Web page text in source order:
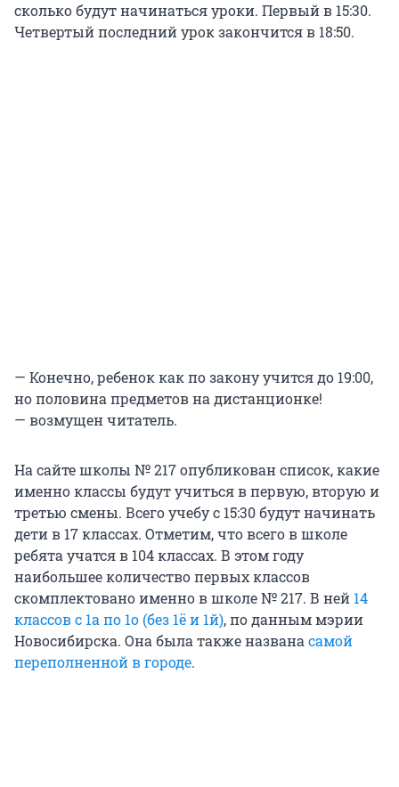
сколько будут начинаться уроки. Первый в 15:30.
Четвертый последний урок закончится в 18:50.
— Конечно, ребенок как по закону учится до 19:00,
но половина предметов на дистанционке!
— возмущен читатель.
На сайте школы № 217 опубликован список, какие
именно классы будут учиться в первую, вторую и
третью смены. Всего учебу с 15:30 будут начинать
дети в 17 классах. Отметим, что всего в школе
ребята учатся в 104 классах. В этом году
наибольшее количество первых классов
скомплектовано именно в школе № 217. В ней 14
классов с 1а по 1о (без 1ё и 1й), по данным мэрии
Новосибирска. Она была также названасамой
переполненной в городе.